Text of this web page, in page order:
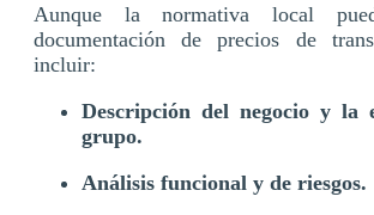
Aunque la normativa local
documentación de precios de
incluir:
Descripción del negocio y la
grupo.
Análisis funcional y de riesgos.